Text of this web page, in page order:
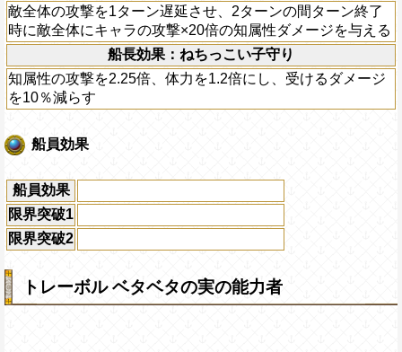
敵全体の攻撃を1ターン遅延させ、2ターンの間ターン終了
時に敵全体にキャラの攻撃×20倍の知属性ダメージを与える
船長効果：ねちっこい子守り
知属性の攻撃を2.25倍、体力を1.2倍にし、受けるダメージ
を10％減らす
船員効果
船員効果
限界突破1
限界突破2
トレーボル ベタベタの実の能力者